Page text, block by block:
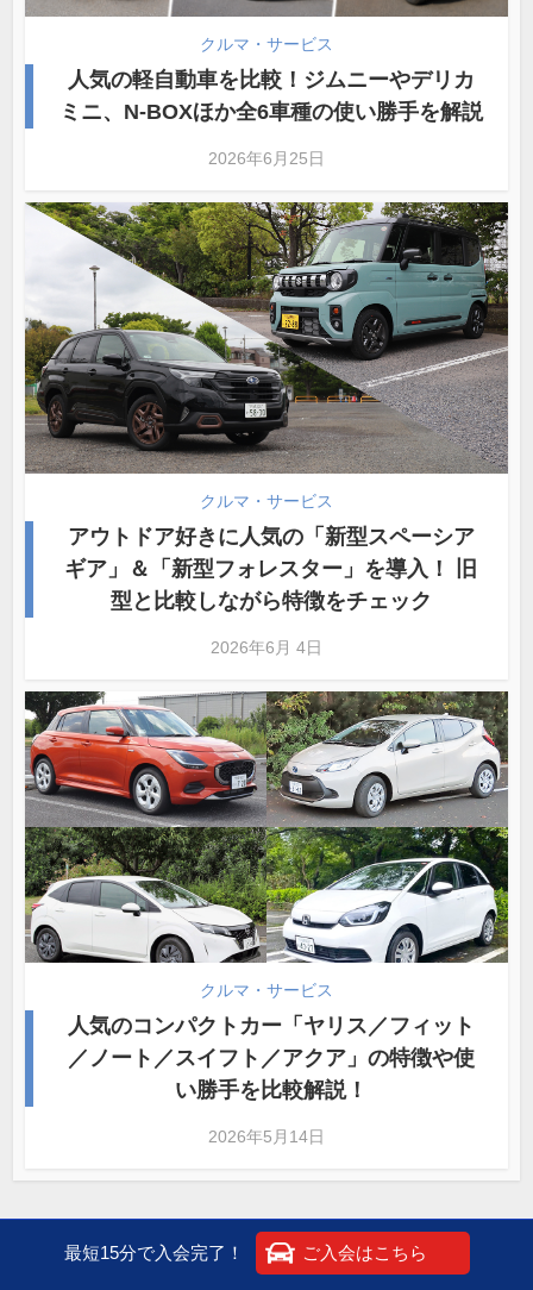
クルマ・サービス
人気の軽自動車を比較！ジムニーやデリカ
ミニ、N-BOXほか全6車種の使い勝手を解説
2026年6月25日
クルマ・サービス
アウトドア好きに人気の「新型スペーシア
ギア」＆「新型フォレスター」を導入！ 旧
型と比較しながら特徴をチェック
2026年6月 4日
クルマ・サービス
人気のコンパクトカー「ヤリス／フィット
／ノート／スイフト／アクア」の特徴や使
い勝手を比較解説！
2026年5月14日
最短15分で入会完了！ ご入会はこちら